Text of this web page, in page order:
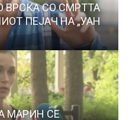
ВРСКА СО СМРТТА
ПЕЈАЧ НА „УАН
МАРИН СЕ